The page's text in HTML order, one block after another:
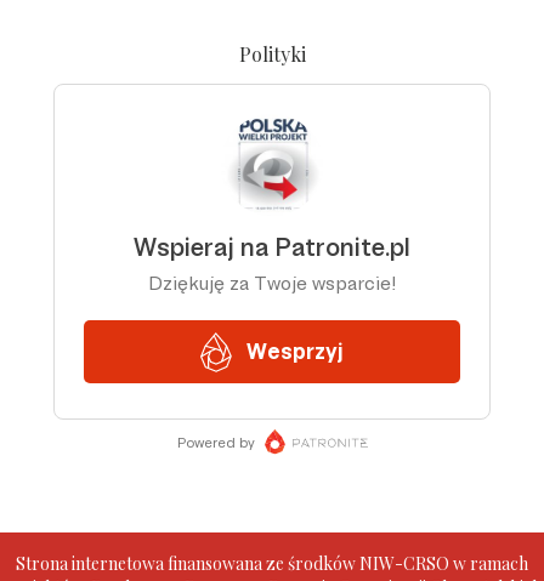
Polityki
Strona internetowa finansowana ze środków NIW-CRSO w ramach